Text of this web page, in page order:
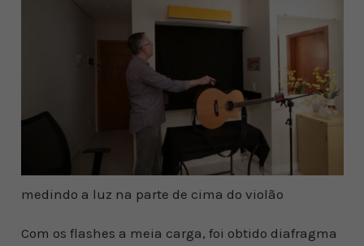
medindo a luz na parte de cima do violão
Com os flashes a meia carga, foi obtido diafragma